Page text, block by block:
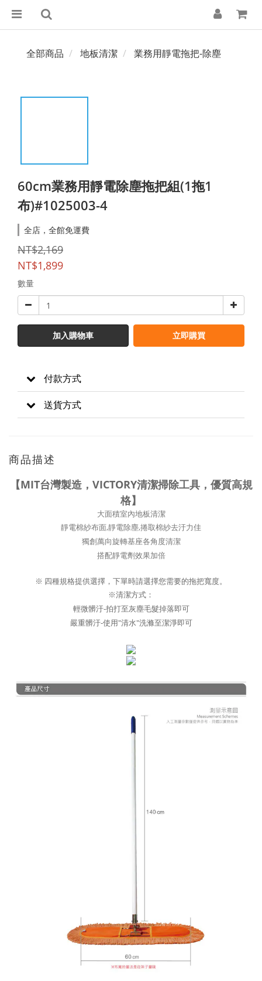
全部商品 地板清潔 業務用靜電拖把-除塵
60cm業務用靜電除塵拖把組(1拖1
布)#1025003-4
全店，全館免運費
NT$2,169
NT$1,899
數量
加入購物車 立即購買
付款方式
送貨方式
商品描述
【MIT台灣製造，VICTORY清潔掃除工具，優質高規
格】
大面積室內地板清潔
靜電棉紗布面,靜電除塵,捲取棉紗去汙力佳
獨創萬向旋轉基座各角度清潔
搭配靜電劑效果加倍
※ 四種規格提供選擇，下單時請選擇您需要的拖把寬度。
※清潔方式：
輕微髒汙-拍打至灰塵毛髮掉落即可
嚴重髒汙-使用"清水"洗滌至潔淨即可